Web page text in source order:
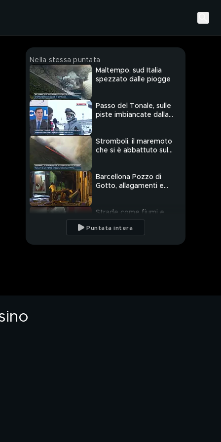
Nella stessa puntata
Maltempo, sud Italia
spezzato dalle piogge
Passo del Tonale, sulle
piste imbiancate dalla
Stromboli, il maremoto
che si è abbattuto sulla
Barcellona Pozzo di
Gotto, allagamenti e
Strade come fiumi e
case allagate
Puntata intera